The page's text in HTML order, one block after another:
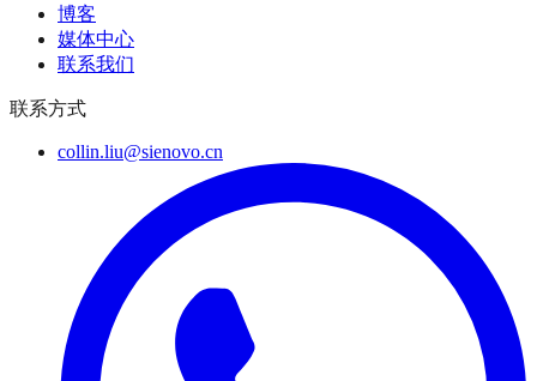
博客
媒体中心
联系我们
联系方式
collin.liu@sienovo.cn